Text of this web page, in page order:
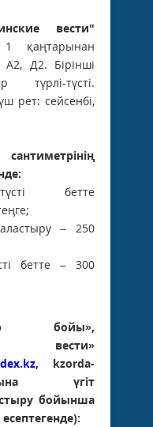
вести"
қаңтарынан
Д2. Бірінші
түсті.
рет: сейсенбі,
бетте
– 250
бетте – 300
бойы»,
вести»
, kzorda-
үгіт
бойынша